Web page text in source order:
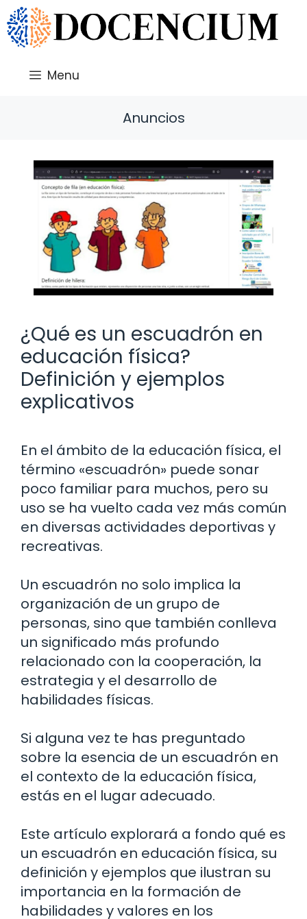
Saltar
al
contenido
Menu
Anuncios
¿Qué es un escuadrón en
educación física?
Definición y ejemplos
explicativos
En el ámbito de la educación física, el
término «escuadrón» puede sonar
poco familiar para muchos, pero su
uso se ha vuelto cada vez más común
en diversas actividades deportivas y
recreativas.
Un escuadrón no solo implica la
organización de un grupo de
personas, sino que también conlleva
un significado más profundo
relacionado con la cooperación, la
estrategia y el desarrollo de
habilidades físicas.
Si alguna vez te has preguntado
sobre la esencia de un escuadrón en
el contexto de la educación física,
estás en el lugar adecuado.
Este artículo explorará a fondo qué es
un escuadrón en educación física, su
definición y ejemplos que ilustran su
importancia en la formación de
habilidades y valores en los